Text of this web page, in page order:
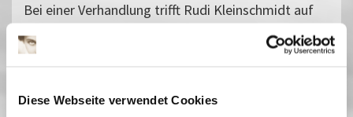
Diese Webseite verwendet Cookies
Bei einer Verhandlung trifft Rudi Kleinschmidt auf
den ehemaligen Militärrichter Schramm, der ihn
kurz vor Ende des Zweiten Weltkrieges wegen einer
rettete Rudis Leben. Ex-Nazi Schramm aber ist